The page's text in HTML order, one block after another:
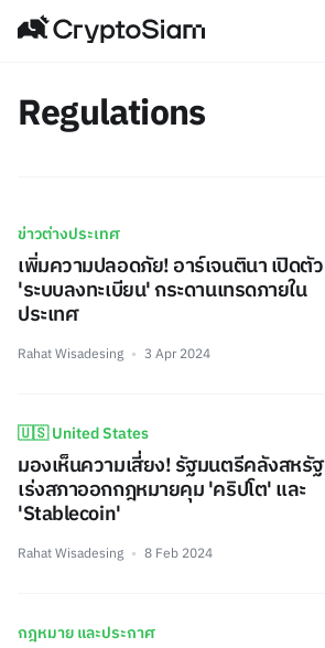
Regulations
ข่าวต่างประเทศ
เพิ่มความปลอดภัย! อาร์เจนตินา เปิดตัว
'ระบบลงทะเบียน' กระดานเทรดภายใน
ประเทศ
Rahat Wisadesing 3 Apr 2024
🇺🇸 United States
มองเห็นความเสี่ยง! รัฐมนตรีคลังสหรัฐ
เร่งสภาออกกฎหมายคุม 'คริปโต' และ
'Stablecoin'
Rahat Wisadesing 8 Feb 2024
กฎหมาย และประกาศ